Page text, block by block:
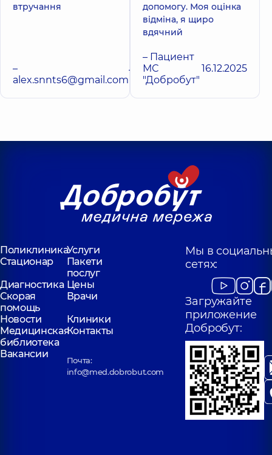
втручання
–
alex.snnts6@gmail.com11.02.2026
допомогу. Моя оцінка
відміна, я щиро
вдячний
– Пациент
МС
"Добробут"
16.12.2025
ПоликлиникаУслуги
Стационар
Пакети
послуг
Диагностика Цены
Скорая
помощь
Врачи
Новости
Клиники
Медицинская
библиотека
Контакты
Вакансии
Почта:
info@med.dobrobut.com
Мы в
сетях:
Загружайте
приложение
Добробут: